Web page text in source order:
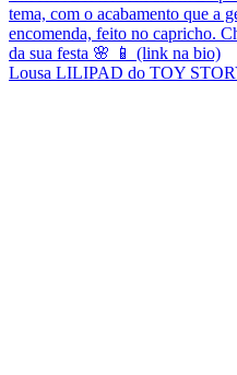
Lousa LILIPAD do TOY